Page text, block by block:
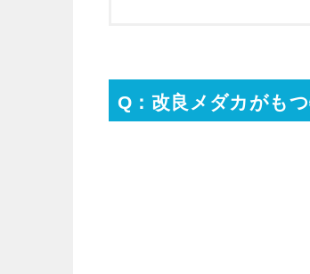
Q：改良メダカがも